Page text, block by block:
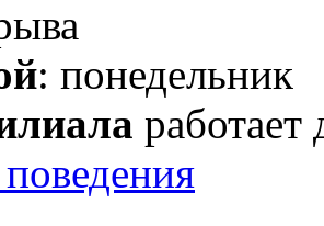
: понедельник
работает